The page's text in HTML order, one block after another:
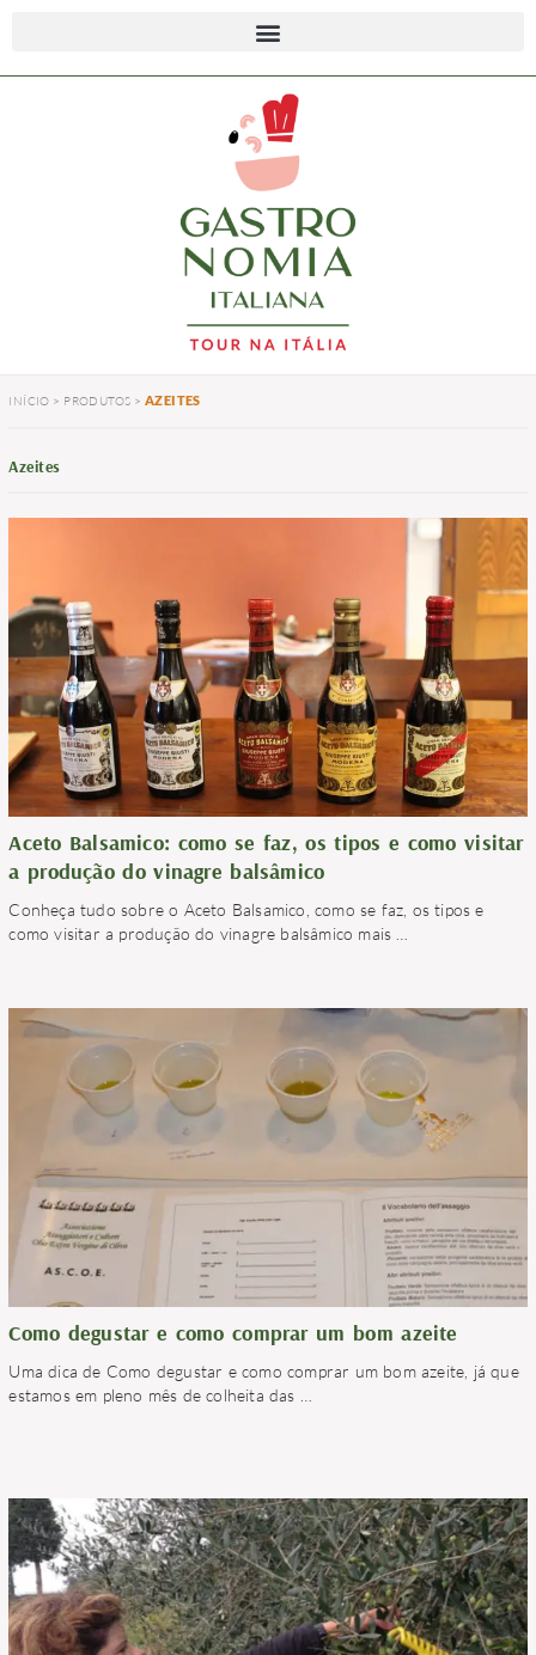
INÍCIO > PRODUTOS > AZEITES
Azeites
Aceto Balsamico: como se faz, os tipos e como visitar
a produção do vinagre balsâmico
Conheça tudo sobre o Aceto Balsamico, como se faz, os tipos e
como visitar a produção do vinagre balsâmico mais
Como degustar e como comprar um bom azeite
Uma dica de Como degustar e como comprar um bom azeite, já que
estamos em pleno mês de colheita das